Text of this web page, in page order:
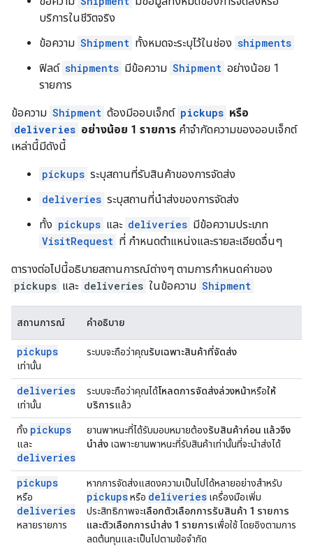
บริการในชีวิตจริง
ข้อความ Shipment ทั้งหมดจะระบุไว้ในช่อง shipments
ฟิลด์ shipments มีข้อความ Shipment อย่างน้อย 1
รายการ
ข้อความ Shipment ต้องมีออบเจ็กต์ pickups หรือ
deliveries อย่างน้อย 1 รายการ คำจำกัดความของออบเจ็กต์
เหล่านี้มีดังนี้
pickups ระบุสถานที่รับสินค้าของการจัดส่ง
deliveries ระบุสถานที่นำส่งของการจัดส่ง
ทั้ง pickups และ deliveries มีข้อความประเภท
VisitRequest ที่ กำหนดตำแหน่งและรายละเอียดอื่นๆ
ตารางต่อไปนี้อธิบายสถานการณ์ต่างๆ ตามการกำหนดค่าของ
pickups และ deliveries ในข้อความ Shipment
สถานการณ์ คำอธิบาย
pickups
เท่านั้น
ระบบจะถือว่าคุณรับเฉพาะสินค้าที่จัดส่ง
deliveries
เท่านั้น
ระบบจะถือว่าคุณได้โหลดการจัดส่งล่วงหน้าหรือให้
บริการแล้ว
ทั้ง pickups
และ
deliveries
ยานพาหนะที่ได้รับมอบหมายต้องรับสินค้าก่อน แล้วจึง
นำส่ง เฉพาะยานพาหนะที่รับสินค้าเท่านั้นที่จะนำส่งได้
pickups
หรือ
deliveries
หลายรายการ
หากการจัดส่งแสดงความเป็นไปได้หลายอย่างสำหรับ
pickupsหรือ deliveries เครื่องมือเพิ่ม
ประสิทธิภาพจะเลือกตัวเลือกการรับสินค้า 1 รายการ
และตัวเลือกการนำส่ง 1 รายการเพื่อใช้ โดยอิงตามการ
ลดต้นทุนและเป็นไปตามข้อจำกัด